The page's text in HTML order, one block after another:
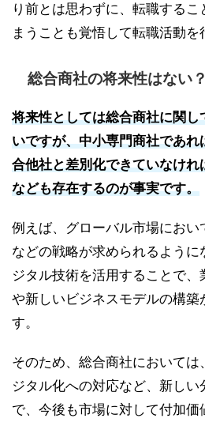
り前とは思わずに、転職する
まうことも覚悟して転職活動を
総合商社の将来性はない
将来性としては総合商社に関
いですが、中小専門商社であ
合他社と差別化できていなけ
なども存在するのが事実です。
例えば、グローバル市場にお
などの戦略が求められるよう
ジタル技術を活用することで
や新しいビジネスモデルの構築
す。
そのため、総合商社において
ジタル化への対応など、新しい
で、今後も市場に対して付加